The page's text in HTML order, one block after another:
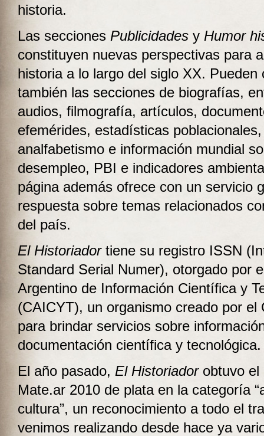
historia.
Las secciones Publicidades y Humor
constituyen nuevas perspectivas para
historia a lo largo del siglo XX. Pueden
también las secciones de biografías,
audios, filmografía, artículos,
efemérides, estadísticas
analfabetismo e información mundial
desempleo, PBI e indicadores
página además ofrece con un servicio
respuesta sobre temas relacionados
del país.
El Historiador tiene su registro ISSN
Standard Serial Numer), otorgado por
Argentino de Información Científica y
(CAICYT), un organismo creado por el
para brindar servicios sobre
documentación científica y tecnológica.
El año pasado, El Historiadorobtuvo el
Mate.ar 2010 de plata en la categoría
cultura”, un reconocimiento a todo el
venimos realizando desde hace ya